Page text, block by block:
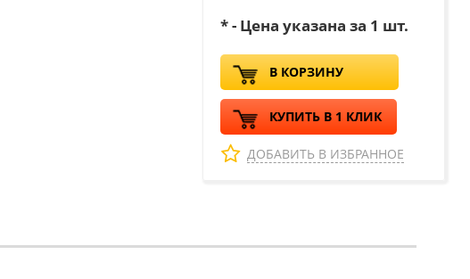
* - Цена указана за 1 шт.
В КОРЗИНУ
КУПИТЬ В 1 КЛИК
ДОБАВИТЬ В ИЗБРАННОЕ